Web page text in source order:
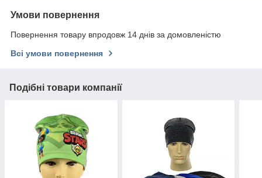
Умови повернення
Повернення товару впродовж 14 днів за домовленістю
Всі умови повернення
Подібні товари компанії